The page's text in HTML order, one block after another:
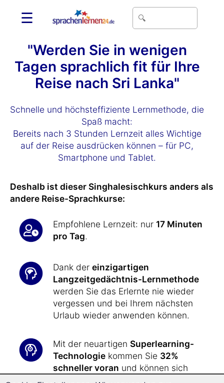
☰
"Werden Sie in wenigen
Tagen sprachlich fit für Ihre
Reise nach Sri Lanka"
Schnelle und höchsteffiziente Lernmethode, die
Spaß macht:
Bereits nach 3 Stunden Lernzeit alles Wichtige
auf der Reise ausdrücken können – für PC,
Smartphone und Tablet.
Deshalb ist dieser Singhalesischkurs anders als
andere Reise-Sprachkurse:
Empfohlene Lernzeit: nur 17 Minuten
pro Tag.
Dank der einzigartigen
Langzeitgedächtnis-Lernmethode
werden Sie das Erlernte nie wieder
vergessen und bei Ihrem nächsten
Urlaub wieder anwenden können.
Mit der neuartigen Superlearning-
Technologie kommen Sie 32%
schneller voran und können sich
besser konzentrieren.